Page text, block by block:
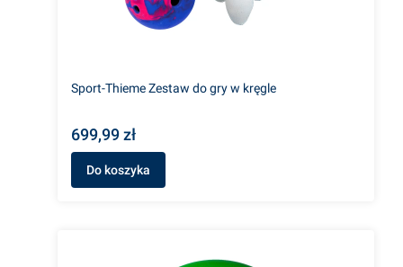
Sport-Thieme Zestaw do gry w kręgle
699,99 zł
Do koszyka